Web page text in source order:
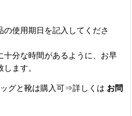
使用期日を記入してくださ
分な時間があるように、お早
ます。
グと靴は購入可⇒詳しくは お問